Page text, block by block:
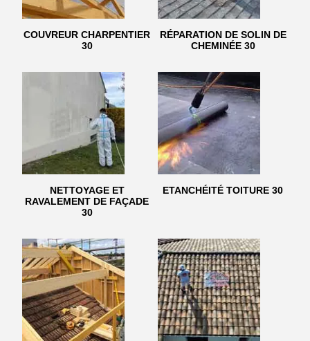
COUVREUR CHARPENTIER
30
RÉPARATION DE SOLIN DE
CHEMINÉE 30
NETTOYAGE ET
RAVALEMENT DE FAÇADE
30
ETANCHÉITÉ TOITURE 30